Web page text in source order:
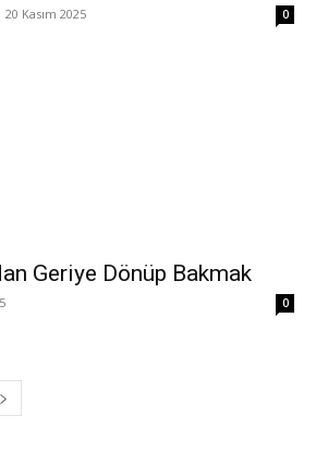
20 Kasım 2025 0
Geriye Dönüp Bakmak
0